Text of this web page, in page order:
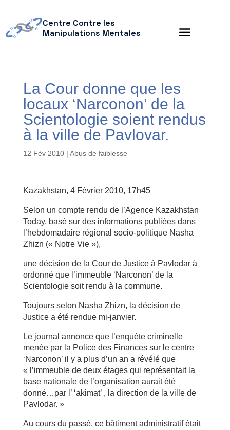
Centre Contre les
Manipulations Mentales
La Cour donne que les
locaux ‘Narconon’ de la
Scientologie soient rendus
à la ville de Pavlovar.
12 Fév 2010| Abus de faiblesse
Kazakhstan, 4 Février 2010, 17h45
Selon un compte rendu de l’Agence Kazakhstan
Today, basé sur des informations publiées dans
l’hebdomadaire régional socio-politique Nasha
Zhizn (« Notre Vie »),
une décision de la Cour de Justice à Pavlodar à
ordonné que l’immeuble ‘Narconon’ de la
Scientologie soit rendu à la commune.
Toujours selon Nasha Zhizn, la décision de
Justice a été rendue mi-janvier.
Le journal annonce que l’enquète criminelle
menée par la Police des Finances sur le centre
‘Narconon’ il y a plus d’un an a révélé que
« l’immeuble de deux étages qui représentait la
base nationale de l’organisation aurait été
donné…par l’ ‘akimat’ , la direction de la ville de
Pavlodar. »
Au cours du passé, ce bâtiment administratif était